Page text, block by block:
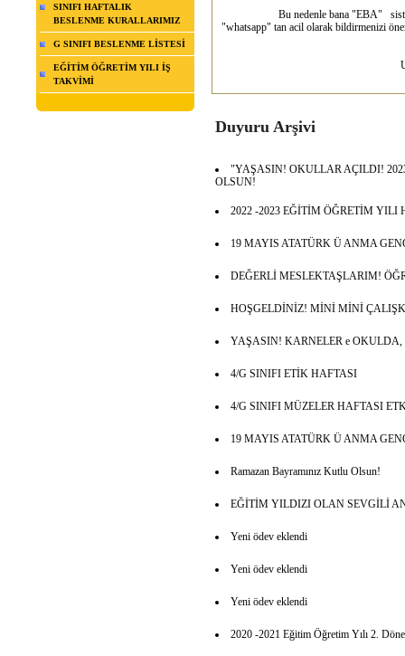
SINIFI HAFTALIK
BESLENME KURALLARIMIZ
G SINIFI BESLENME LİSTESİ
EĞİTİM ÖĞRETİM YILI İŞ
TAKVİMİ
Bu nedenle bana "EBA"
"whatsapp" tan acil olarak bildirmenizi
UZMAN SINIF
Duyuru Arşivi
"YAŞASIN! OKULLAR AÇILDI!
OLSUN!
2022 -2023 EĞİTİM ÖĞRETİM
19 MAYIS ATATÜRK Ü ANMA
DEĞERLİ MESLEKTAŞLARIM!
HOŞGELDİNİZ! MİNİ MİNİ
YAŞASIN! KARNELER e
4/G SINIFI ETİK HAFTASI
4/G SINIFI MÜZELER HAFTASI
19 MAYIS ATATÜRK Ü ANMA
Ramazan Bayramınız Kutlu Olsun!
EĞİTİM YILDIZI OLAN SEVGİLİ
Yeni ödev eklendi
Yeni ödev eklendi
Yeni ödev eklendi
2020 -2021 Eğitim Öğretim Yılı 2.